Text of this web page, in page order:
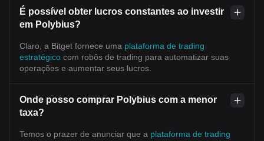
É possível obter lucros constantes ao investir
em Polybius?
Claro, a Bitget fornece uma plataforma de trading
estratégico com robôs de trading para automatizar suas
operações e aumentar seus lucros.
Onde posso comprar Polybius com a menor
taxa?
Temos o prazer de anunciar que a plataforma de trading